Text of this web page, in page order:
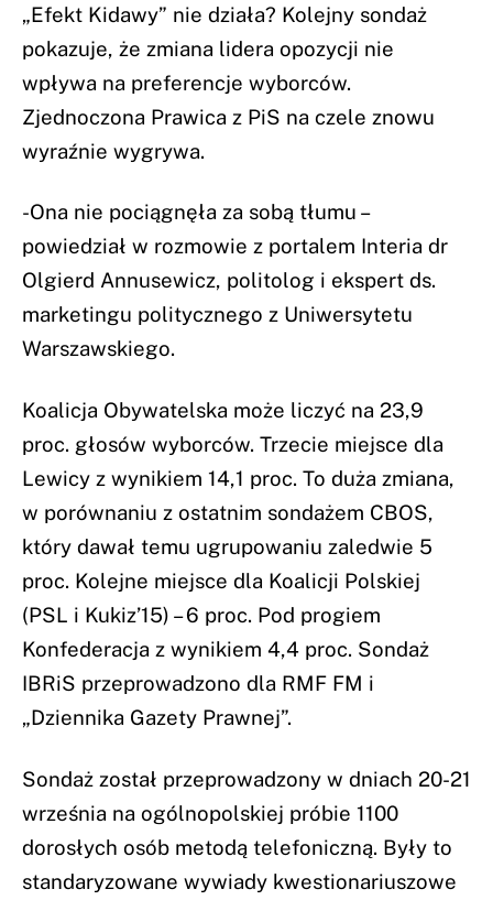
„Efekt Kidawy” nie działa? Kolejny sondaż
pokazuje, że zmiana lidera opozycji nie
wpływa na preferencje wyborców.
Zjednoczona Prawica z PiS na czele znowu
wyraźnie wygrywa.
-Ona nie pociągnęła za sobą tłumu –
powiedział w rozmowie z portalem Interia dr
Olgierd Annusewicz, politolog i ekspert ds.
marketingu politycznego z Uniwersytetu
Warszawskiego.
Koalicja Obywatelska może liczyć na 23,9
proc. głosów wyborców. Trzecie miejsce dla
Lewicy z wynikiem 14,1 proc. To duża zmiana,
w porównaniu z ostatnim sondażem CBOS,
który dawał temu ugrupowaniu zaledwie 5
proc. Kolejne miejsce dla Koalicji Polskiej
(PSL i Kukiz’15) – 6 proc. Pod progiem
Konfederacja z wynikiem 4,4 proc. Sondaż
IBRiS przeprowadzono dla RMF FM i
„Dziennika Gazety Prawnej”.
Sondaż został przeprowadzony w dniach 20-21
września na ogólnopolskiej próbie 1100
dorosłych osób metodą telefoniczną. Były to
standaryzowane wywiady kwestionariuszowe